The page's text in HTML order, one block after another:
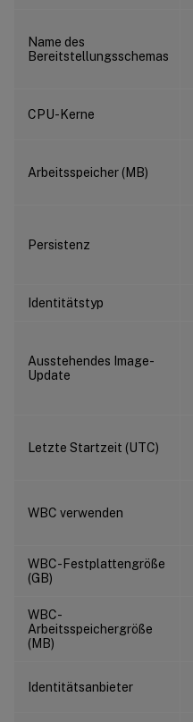
Name des
Bereitstellungsschemas
CPU-Kerne
Arbeitsspeicher (MB)
Persistenz
Identitätstyp
Ausstehendes Image-
Update
Letzte Startzeit (UTC)
WBC verwenden
WBC-Festplattengröße
(GB)
WBC-
Arbeitsspeichergröße
(MB)
Identitätsanbieter